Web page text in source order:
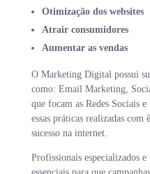
Otimização dos websites
Atrair consumidores
Aumentar as vendas
O Marketing Digital possui
como: Email Marketing,
que focam as Redes Sociais
essas práticas realizadas
sucesso na internet.
Profissionais especializados e